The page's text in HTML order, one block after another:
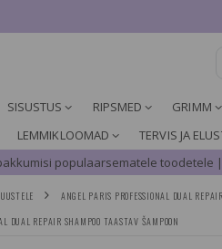
SISUSTUS RIPSMED GRIMM
LEMMIKLOOMAD TERVIS JA
populaarsematele
ANGEL PARIS PROFESSIONAL DUAL
DUAL REPAIR SHAMPOO TAASTAV ŠAMPOON